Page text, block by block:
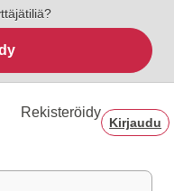
Rekisteröidy
Kirjaudu